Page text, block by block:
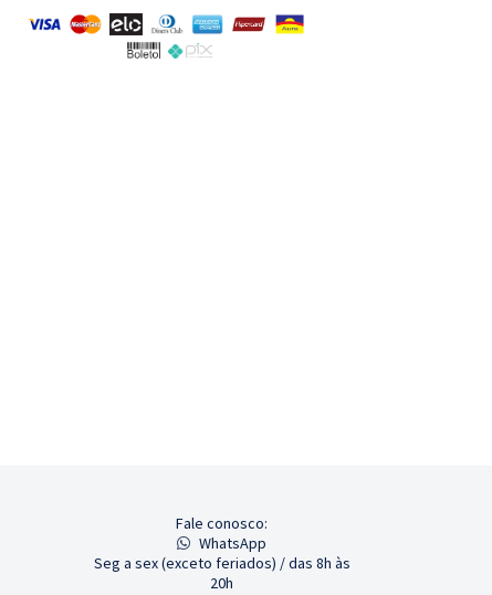
Fale conosco:
WhatsApp
Seg a sex (exceto feriados) / das 8h às
20h